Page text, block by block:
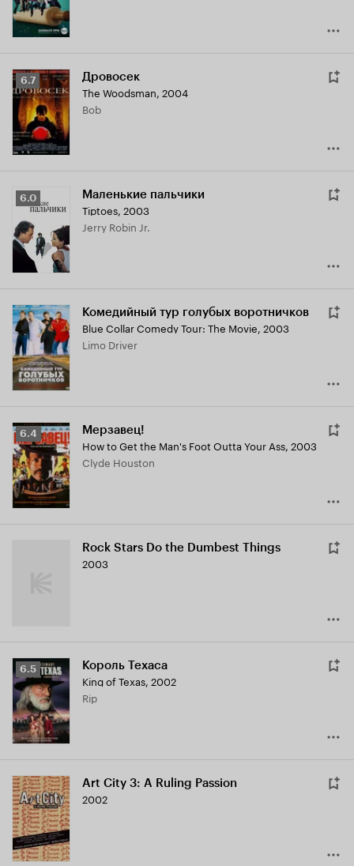
Рейтинг
Кинопоиска
6.7
6.7 Дровосек
The Woodsman, 2004
Bob
Рейтинг
Кинопоиска
6.0
6.0 Маленькие пальчики
Tiptoes, 2003
Jerry Robin Jr.
Комедийный тур голубых воротничков
Blue Collar Comedy Tour: The Movie, 2003
Limo Driver
Рейтинг
Кинопоиска
6.4
6.4 Мерзавец!
How to Get the Man's Foot Outta Your Ass, 2003
Clyde Houston
Rock Stars Do the Dumbest Things
2003
Рейтинг
Кинопоиска
6.5
6.5 Король Техаса
King of Texas, 2002
Rip
Art City 3: A Ruling Passion
2002